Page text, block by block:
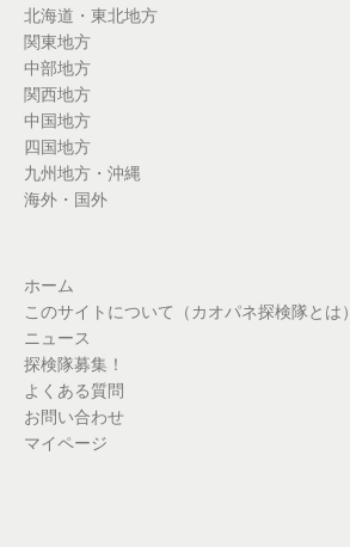
北海道・東北地方
関東地方
中部地方
関西地方
中国地方
四国地方
九州地方・沖縄
海外・国外
ホーム
このサイトについて（カオパネ探検隊とは）
ニュース
探検隊募集！
よくある質問
お問い合わせ
マイページ